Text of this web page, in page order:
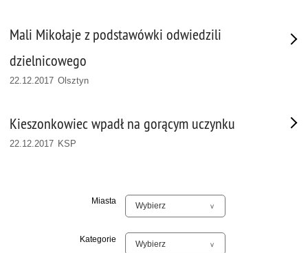
Mali Mikołaje z podstawówki odwiedzili
dzielnicowego
22.12.2017 Olsztyn
Kieszonkowiec wpadł na gorącym uczynku
22.12.2017 KSP
Miasta
Kategorie